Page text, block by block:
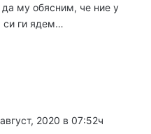
а
:
да му обясним, че ние у
си ги ядем…
2020 в 07:52ч